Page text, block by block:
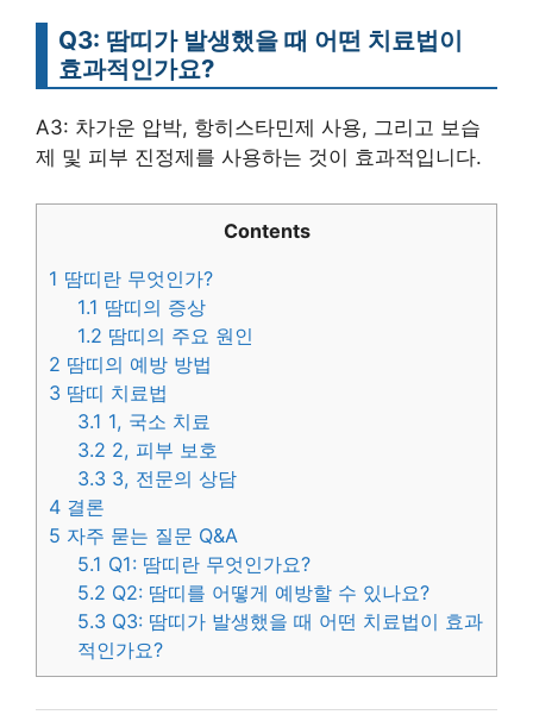
Q3: 땀띠가 발생했을 때 어떤 치료법이
효과적인가요?
A3: 차가운 압박, 항히스타민제 사용, 그리고 보습
제 및 피부 진정제를 사용하는 것이 효과적입니다.
Contents
1 땀띠란 무엇인가?
1.1 땀띠의 증상
1.2 땀띠의 주요 원인
2 땀띠의 예방 방법
3 땀띠 치료법
3.1 1, 국소 치료
3.2 2, 피부 보호
3.3 3, 전문의 상담
4 결론
5 자주 묻는 질문 Q&A
5.1 Q1: 땀띠란 무엇인가요?
5.2 Q2: 땀띠를 어떻게 예방할 수 있나요?
5.3 Q3: 땀띠가 발생했을 때 어떤 치료법이 효과
적인가요?